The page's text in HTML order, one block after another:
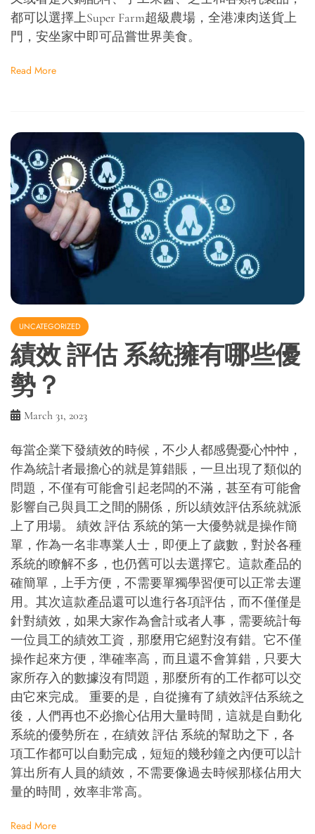
都可以選擇上Super Farm超級農場，全港凍肉送貨上
門，安坐家中即可品嘗世界美食。
Read More
UNCATEGORIZED
績效 評估 系統擁有哪些優
勢？
March 31, 2023
每當企業下發績效的時候，不少人都感覺憂心忡忡，
作為統計者最擔心的就是算錯賬，一旦出現了類似的
問題，不僅有可能會引起老闆的不滿，甚至有可能會
影響自己與員工之間的關係，所以績效評估系統就派
上了用場。 績效 評估 系統的第一大優勢就是操作簡
單，作為一名非專業人士，即便上了歲數，對於各種
系統的瞭解不多，也仍舊可以去選擇它。這款產品的
確簡單，上手方便，不需要單獨學習便可以正常去運
用。其次這款產品還可以進行各項評估，而不僅僅是
針對績效，如果大家作為會計或者人事，需要統計每
一位員工的績效工資，那麼用它絕對沒有錯。它不僅
操作起來方便，準確率高，而且還不會算錯，只要大
家所存入的數據沒有問題，那麼所有的工作都可以交
由它來完成。 重要的是，自從擁有了績效評估系統之
後，人們再也不必擔心佔用大量時間，這就是自動化
系統的優勢所在，在績效 評估 系統的幫助之下，各
項工作都可以自動完成，短短的幾秒鐘之內便可以計
算出所有人員的績效，不需要像過去時候那樣佔用大
量的時間，效率非常高。
Read More